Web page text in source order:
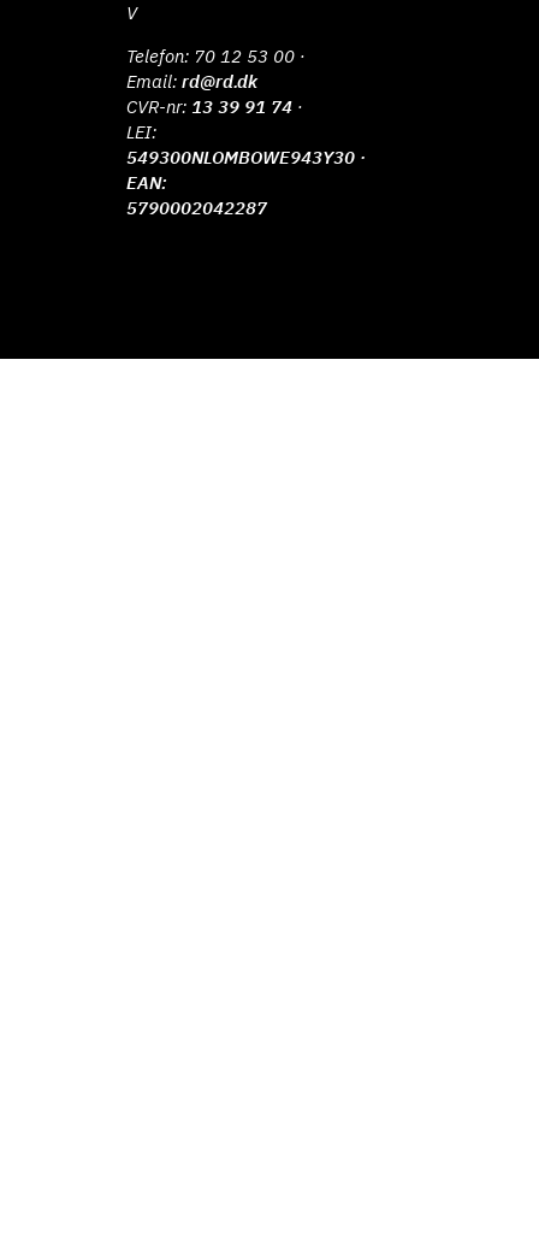
V
Telefon: 70 12 53 00 ·
Email:rd@rd.dk
CVR-nr: 13 39 91 74 ·
LEI:
549300NLOMBOWE943Y30 ·
EAN:
5790002042287